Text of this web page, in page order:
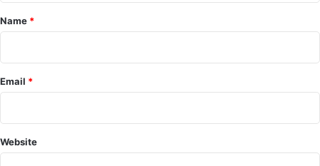
*
Name *
Email *
Website